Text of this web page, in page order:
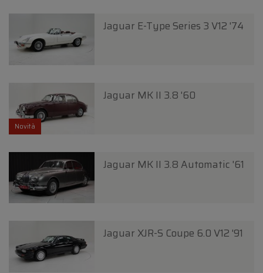
Jaguar E-Type Series 3 V12 '74
Novità
Jaguar MK II 3.8 '60
Jaguar MK II 3.8 Automatic '61
Jaguar XJR-S Coupe 6.0 V12 '91